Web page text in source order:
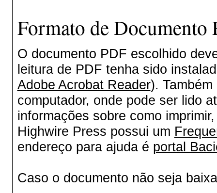
Formato de
O documento PDF escolhido
leitura de PDF tenha sido
Adobe Acrobat Reader).
computador, onde pode ser lido
informações sobre como
Highwire Press possui um
endereço para ajuda é portal
Caso o documento não seja